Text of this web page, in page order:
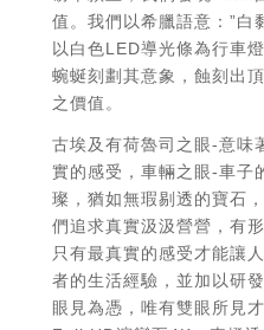
產品介紹
泰坦-神話中古希臘的「黃
敬畏與崇尚將傳說流傳至
或是廣為人知的Titanic中
磅車款上，我們發現Titan
值。我們以希臘語意：”白
以白色LED導光條為行車
蜿蜒刻劃其意象，蝕刻出
之價值。
古埃及有荷魯司之眼-意味